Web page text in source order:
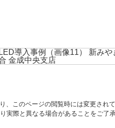
、このページの閲覧時には変更され
際と異なる場合があることをご了承